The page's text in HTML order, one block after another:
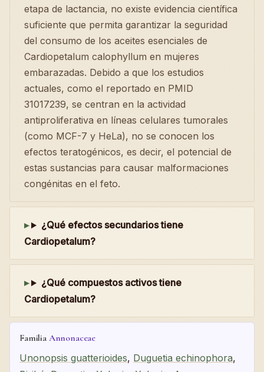
etapa de lactancia, no existe evidencia científica
suficiente que permita garantizar la seguridad
del consumo de los aceites esenciales de
Cardiopetalum calophyllum en mujeres
embarazadas. Debido a que los estudios
actuales, como el reportado en PMID
31017239, se centran en la actividad
antiproliferativa en líneas celulares tumorales
(como MCF-7 y HeLa), no se conocen los
efectos teratogénicos, es decir, el potencial de
estas sustancias para causar malformaciones
congénitas en el feto.
¿Qué efectos secundarios tiene
Cardiopetalum?
¿Qué compuestos activos tiene
Cardiopetalum?
Familia Annonaceae
Unonopsis guatterioides, Duguetia echinophora,